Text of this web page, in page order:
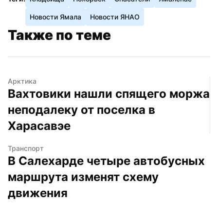
Новости Ямала Новости ЯНАО
Также по теме
Арктика
Вахтовики нашли спящего моржа
неподалеку от поселка в
Харасавэе
Транспорт
В Салехарде четыре автобусных
маршрута изменят схему
движения